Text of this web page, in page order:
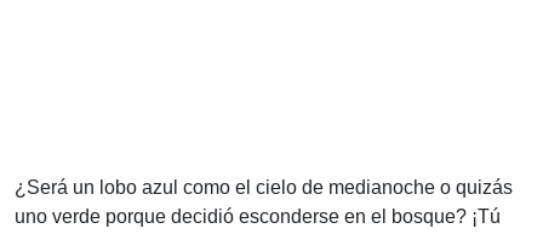
¿Será un lobo azul como el cielo de medianoche o quizás
uno verde porque decidió esconderse en el bosque? ¡Tú